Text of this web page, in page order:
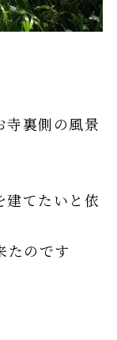
寺裏側の風景
建てたいと依
たのです